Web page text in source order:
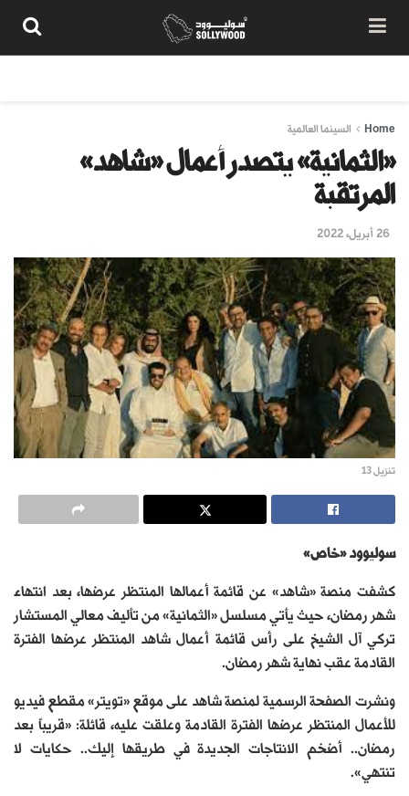
Home السينما العالمية
«الثمانية» يتصدر أعمال «شاهد»
المرتقبة
26 أبريل، 2022
تنزيل 13
سوليوود «خاص»
كشفت منصة «شاهد» عن قائمة أعمالها المنتظر عرضها، بعد انتهاء
شهر رمضان، حيث يأتي مسلسل «الثمانية» من تأليف معالي المستشار
تركي آل الشيخ على رأس قائمة أعمال شاهد المنتظر عرضها الفترة
القادمة عقب نهاية شهر رمضان.
ونشرت الصفحة الرسمية لمنصة شاهد على موقع «تويتر» مقطع فيديو
للأعمال المنتظر عرضها الفترة القادمة وعلقت عليه، قائلة: «‏قريباً بعد
رمضان.. أضخم الانتاجات الجديدة في طريقها إليك.. حكايات لا
تنتهي».